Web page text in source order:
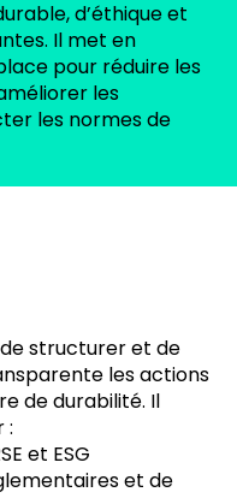
d’éthique et
Il met en
pour réduire les
les
les normes de
structurer et de
les actions
de durabilité. Il
:
et ESG
et de